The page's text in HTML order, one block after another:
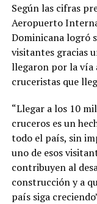
Según las cifras
Aeropuerto
Dominicana logró
visitantes gracias
llegaron por la vía
cruceristas que
“Llegar a los 10
cruceros es un
todo el país, sin
uno de esos
contribuyen al
construcción y a
país siga